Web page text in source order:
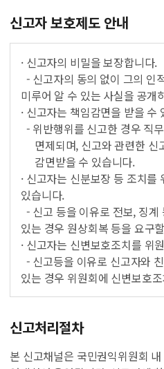
신고자 보호제도 안내
· 신고자의 비밀을 보장합니다.
- 신고자의 동의 없이 그의 인
미루어 알 수 있는 사실을 공개
· 신고자는 책임감면을 받을 수
- 위반행위를 신고한 경우 직
면제되며, 신고와 관련한 신
감면받을 수 있습니다.
· 신고자는 신분보장 등 조치를
있습니다.
- 신고 등을 이유로 전보, 징
있는 경우 원상회복 등을 요구
· 신고자는 신변보호조치를 위
- 신고등을 이유로 신고자와
있는 경우 위원회에 신변보호
신고처리절차
본 신고채널은 국민권익위원회